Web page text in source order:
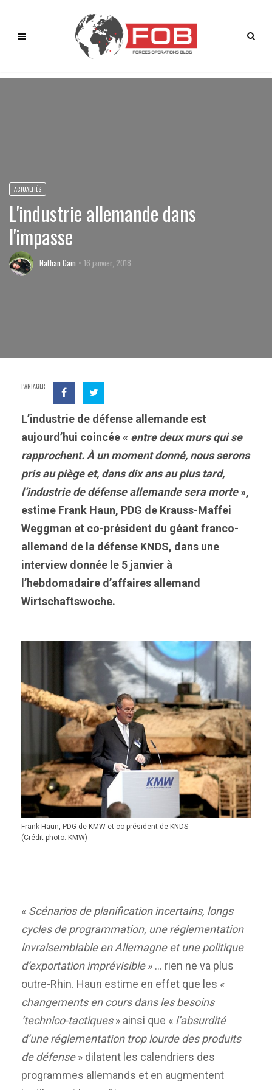
ACTUALITÉS
L'industrie allemande dans
l'impasse
Nathan Gain 16 janvier, 2018
PARTAGER
L’industrie de défense allemande est
aujourd’hui coincée « entre deux murs qui se
rapprochent. À un moment donné, nous serons
pris au piège et, dans dix ans au plus tard,
l’industrie de défense allemande sera morte»,
estime Frank Haun, PDG de Krauss-Maffei
Weggman et co-président du géant franco-
allemand de la défense KNDS, dans une
interview donnée le 5 janvier à
l’hebdomadaire d’affaires allemand
Wirtschaftswoche.
Frank Haun, PDG de KMW et co-président de KNDS
(Crédit photo: KMW)
« Scénarios de planification incertains, longs
cycles de programmation, une réglementation
invraisemblable en Allemagne et une politique
d’exportation imprévisible» … rien ne va plus
outre-Rhin. Haun estime en effet que les «
changements en cours dans les besoins
‘technico-tactiques» ainsi que « l’absurdité
d’une réglementation trop lourde des produits
de défense» dilatent les calendriers des
programmes allemands et en augmentent